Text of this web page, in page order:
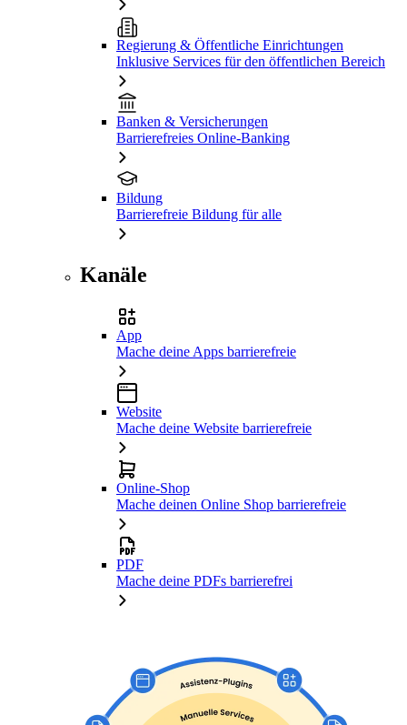
Regierung & Öffentliche Einrichtungen
Inklusive Services für den öffentlichen Bereich
Banken & Versicherungen
Barrierefreies Online-Banking
Bildung
Barrierefreie Bildung für alle
Kanäle
App
Mache deine Apps barrierefreie
Website
Mache deine Website barrierefreie
Online-Shop
Mache deinen Online Shop barrierefreie
PDF
Mache deine PDFs barrierefrei